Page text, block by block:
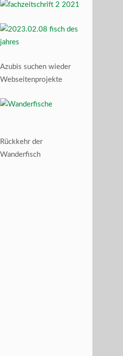
Azubis suchen wieder
Webseitenprojekte
Rückkehr der
Wanderfisch